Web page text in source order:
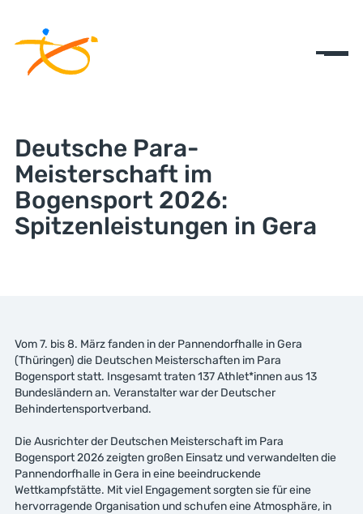
Deutsche Para-
Meisterschaft im
Bogensport 2026:
Spitzenleistungen in Gera
Vom 7. bis 8. März fanden in der Pannendorfhalle in Gera
(Thüringen) die Deutschen Meisterschaften im Para
Bogensport statt. Insgesamt traten 137 Athlet*innen aus 13
Bundesländern an. Veranstalter war der Deutscher
Behindertensportverband.
Die Ausrichter der Deutschen Meisterschaft im Para
Bogensport 2026 zeigten großen Einsatz und verwandelten die
Pannendorfhalle in Gera in eine beeindruckende
Wettkampfstätte. Mit viel Engagement sorgten sie für eine
hervorragende Organisation und schufen eine Atmosphäre, in